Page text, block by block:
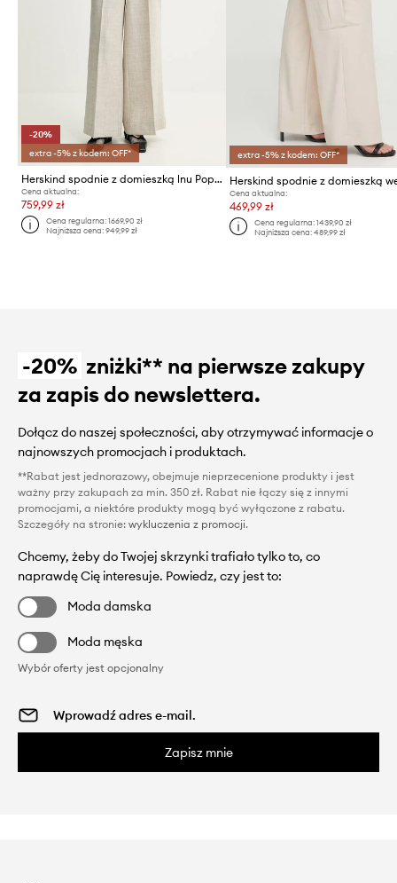
-20%
extra -5% z kodem: OFF*
Herskind spodnie z domieszką lnu Poppy
Cena aktualna:
759,99 zł
Cena regularna:1669,90 zł
Najniższa cena:949,99 zł
extra -5% z kodem: OFF*
Cena aktualna:
469,99 zł
Cena regularna: 1439,90 zł
Najniższa cena: 489,99 zł
-20% zniżki** na pierwsze zakupy
za zapis do newslettera.
Dołącz do naszej społeczności, aby otrzymywać informacje o
najnowszych promocjach i produktach.
**Rabat jest jednorazowy, obejmuje nieprzecenione produkty i jest
ważny przy zakupach za min. 350 zł. Rabat nie łączy się z innymi
promocjami, a niektóre produkty mogą być wyłączone z rabatu.
Szczegóły na stronie: wykluczenia z promocji.
Chcemy, żeby do Twojej skrzynki trafiało tylko to, co
naprawdę Cię interesuje. Powiedz, czy jest to:
Moda damska
Moda męska
Wybór oferty jest opcjonalny
Zapisz mnie